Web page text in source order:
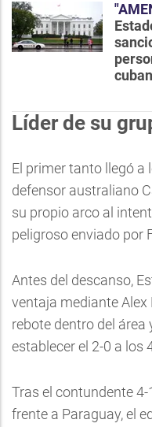
Líder de su
El primer tanto llegó a
defensor australiano
su propio arco al
peligroso enviado por
Antes del descanso,
ventaja mediante Alex
rebote dentro del área
establecer el 2-0 a los
Tras el contundente
frente a Paraguay, el